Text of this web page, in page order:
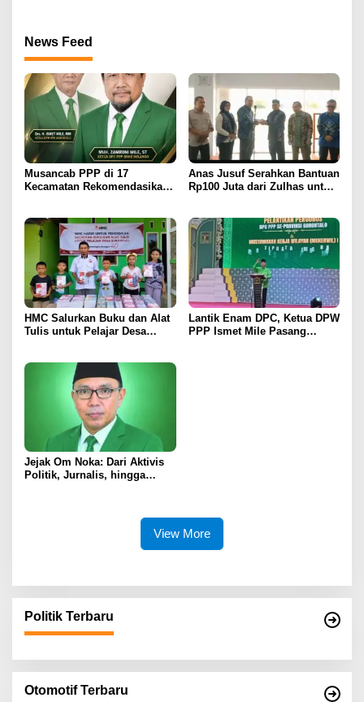
News Feed
Musancab PPP di 17
Kecamatan Rekomendasikan
Anas Jusuf Serahkan Bantuan
Rp100 Juta dari Zulhas untuk
HMC Salurkan Buku dan Alat
Tulis untuk Pelajar Desa
Depan
Lantik Enam DPC, Ketua DPW
PPP Ismet Mile Pasang
Jejak Om Noka: Dari Aktivis
Politik, Jurnalis, hingga
View More
Politik Terbaru
Otomotif Terbaru